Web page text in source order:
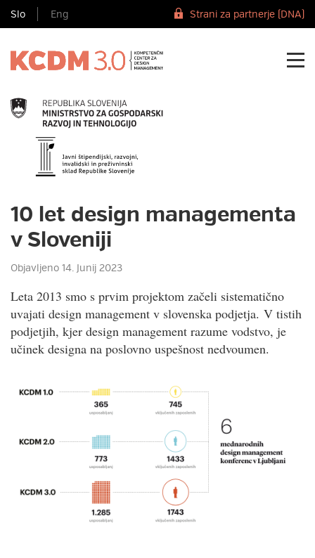
Slo Eng Strani za partnerje (DNA)
10 let design managementa
v Sloveniji
Objavljeno 14. Junij 2023
Leta 2013 smo s prvim projektom začeli sistematično
uvajati design management v slovenska podjetja. V tistih
podjetjih, kjer design management razume vodstvo, je
učinek designa na poslovno uspešnost nedvoumen.